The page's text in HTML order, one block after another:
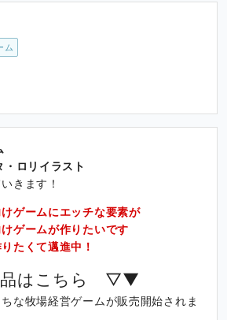
ム
ロリイラスト
きます！
ゲームにエッチな要素が
ゲームが作りたいです
たくて邁進中！
はこちら ▽▼
な牧場経営ゲームが販売開始されま